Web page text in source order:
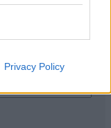
Privacy Policy